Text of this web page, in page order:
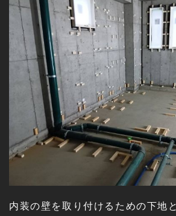
内装の壁を取り付けるための下地